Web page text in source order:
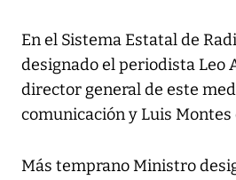
En el Sistema Estatal de
designado el periodista Leo
director general de este
comunicación y Luis
Más temprano Ministro